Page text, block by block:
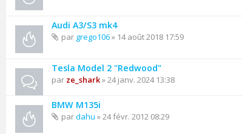
Audi A3/S3 mk4
par grego106» 14 août 2018 17:59
Tesla Model 2 "Redwood"
par ze_shark» 24 janv. 2024 13:38
BMW M135i
pardahu » 24 févr. 2012 08:29